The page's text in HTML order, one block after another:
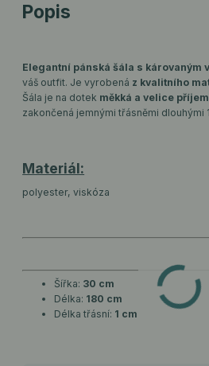
Popis
Elegantní pánská šála s károvaným
váš outfit. Je vyrobená z kvalitního
Šála je na dotek měkká a velice
zakončená jemnými třásněmi dlouhými
Materiál:
polyester, viskóza
Šířka: 30 cm
Délka: 180 cm
Délka třásní: 1 cm